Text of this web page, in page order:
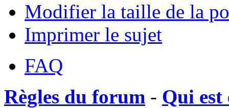
Modifier la taille de la
Imprimer le sujet
FAQ
Règles du forum - Qui est